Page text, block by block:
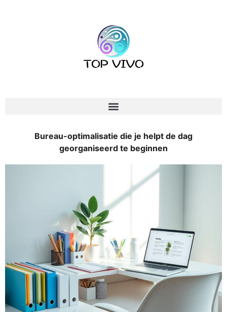
Bureau-optimalisatie die je helpt de dag
georganiseerd te beginnen